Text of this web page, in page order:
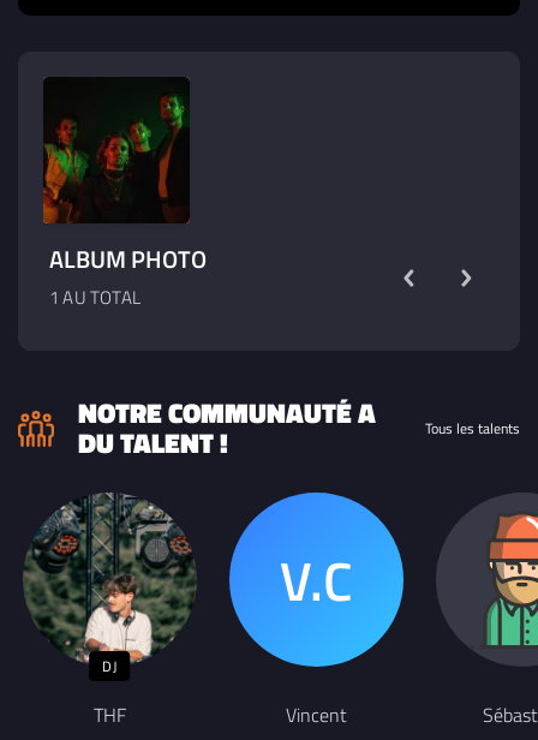
ALBUM PHOTO
1 AU TOTAL
NOTRE COMMUNAUTÉ A
DU TALENT ! Tous les talents
DJ
THF Vincent